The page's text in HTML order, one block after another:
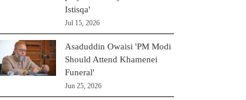
Istisqa'
Jul 15, 2026
Asaduddin Owaisi 'PM Modi
Should Attend Khamenei
Funeral'
Jun 25, 2026